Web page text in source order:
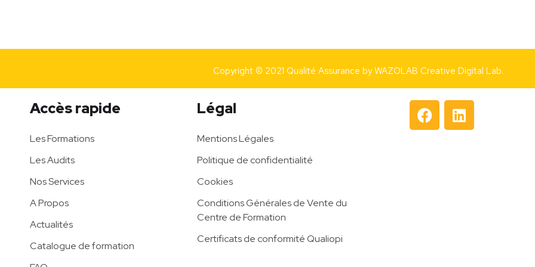
Copyright © 2021 Qualité Assurance byWAZOLAB Creative Digital Lab.
Accès rapide
Les Formations
Les Audits
Nos Services
A Propos
Actualités
Catalogue de formation
Légal
Mentions Légales
Politique de confidentialité
Cookies
Conditions Générales de Vente du
Centre de Formation
Certificats de conformité Qualiopi